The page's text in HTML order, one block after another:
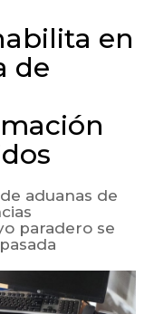
en
de
aduanas de
paradero se